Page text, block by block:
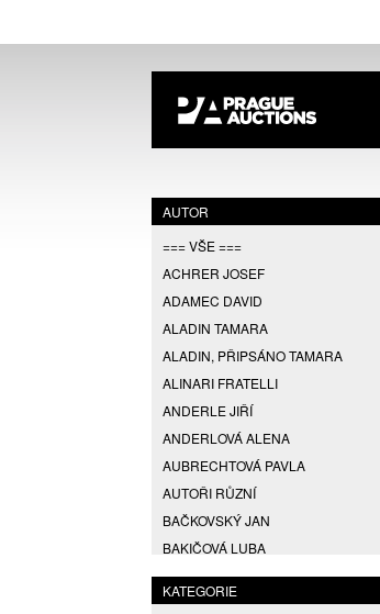
AUTOR
=== VŠE ===
ACHRER JOSEF
ADAMEC DAVID
ALADIN TAMARA
ALADIN, PŘIPSÁNO TAMARA
ALINARI FRATELLI
ANDERLE JIŘÍ
ANDERLOVÁ ALENA
AUBRECHTOVÁ PAVLA
AUTOŘI RŮZNÍ
BAČKOVSKÝ JAN
BAKIČOVÁ LUBA
BALCAR JIŘÍ
BALCAR KAREL
KATEGORIE